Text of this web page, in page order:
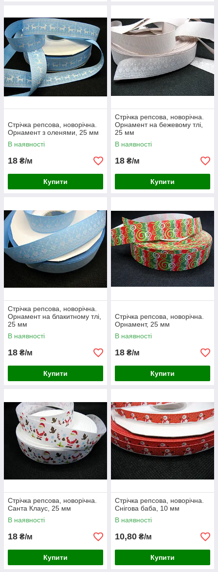
Стрічка репсова, новорічна.
Орнамент з оленями, 25 мм
В наявності
18 ₴/м
Купити
Стрічка репсова, новорічна.
Орнамент на бежевому тлі,
25 мм
В наявності
18 ₴/м
Купити
Стрічка репсова, новорічна.
Орнамент на блакитному тлі,
25 мм
В наявності
18 ₴/м
Купити
Стрічка репсова, новорічна.
Орнамент, 25 мм
В наявності
18 ₴/м
Купити
Стрічка репсова, новорічна.
Санта Клаус, 25 мм
В наявності
18 ₴/м
Купити
Стрічка репсова, новорічна.
Снігова баба, 10 мм
В наявності
10,80 ₴/м
Купити